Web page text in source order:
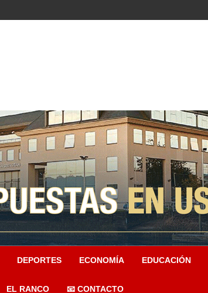
DEPORTES ECONOMÍA EDUCACIÓN
EL RANCO 📧 CONTACTO